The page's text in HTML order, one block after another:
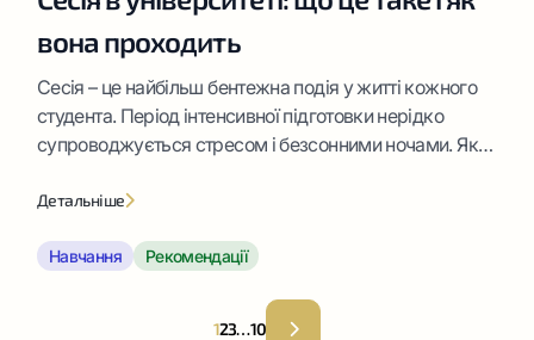
вона проходить
Сесія – це найбільш бентежна подія у житті кожного
студента. Період інтенсивної підготовки нерідко
супроводжується стресом і безсонними ночами. Як
матеріалі.
Детальніше
Навчання Рекомендації
123…10